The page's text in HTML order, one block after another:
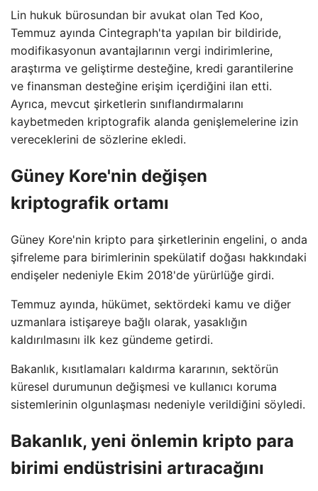
Lin hukuk bürosundan bir avukat olan Ted Koo,
Temmuz ayında Cintegraph'ta yapılan bir bildiride,
modifikasyonun avantajlarının vergi indirimlerine,
araştırma ve geliştirme desteğine, kredi garantilerine
ve finansman desteğine erişim içerdiğini ilan etti.
Ayrıca, mevcut şirketlerin sınıflandırmalarını
kaybetmeden kriptografik alanda genişlemelerine izin
vereceklerini de sözlerine ekledi.
Güney Kore'nin değişen
kriptografik ortamı
Güney Kore'nin kripto para şirketlerinin engelini, o anda
şifreleme para birimlerinin spekülatif doğası hakkındaki
endişeler nedeniyle Ekim 2018'de yürürlüğe girdi.
Temmuz ayında, hükümet, sektördeki kamu ve diğer
uzmanlara istişareye bağlı olarak, yasaklığın
kaldırılmasını ilk kez gündeme getirdi.
Bakanlık, kısıtlamaları kaldırma kararının, sektörün
küresel durumunun değişmesi ve kullanıcı koruma
sistemlerinin olgunlaşması nedeniyle verildiğini söyledi.
Bakanlık, yeni önlemin kripto para
birimi endüstrisini artıracağını